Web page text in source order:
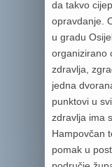
da takvo
opravdanje.
u gradu
organizirano
zdravlja,
jedna
punktovi u
zdravlja ima
Hampovčan
pomak u